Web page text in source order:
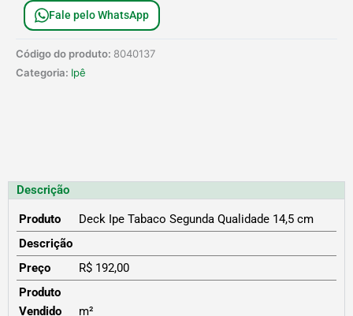
Fale pelo WhatsApp
Código do produto: 8040137
Categoria: Ipê
Descrição
Produto
Deck Ipe Tabaco Segunda Qualidade 14,5 cm
Descrição
Preço
R$ 192,00
Produto
Vendido
m²